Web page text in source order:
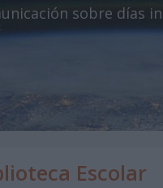
sobre días
Escolar